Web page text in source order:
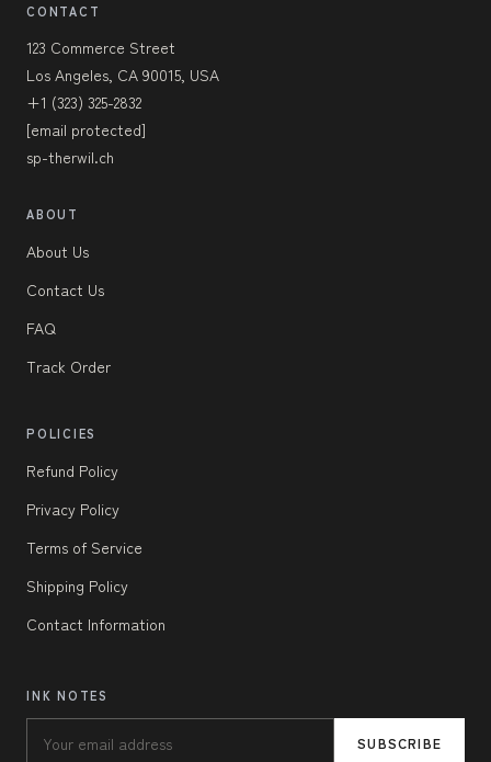
CONTACT
123 Commerce Street
Los Angeles, CA 90015, USA
+1 (323) 325-2832
[email protected]
sp-therwil.ch
ABOUT
About Us
Contact Us
FAQ
Track Order
POLICIES
Refund Policy
Privacy Policy
Terms of Service
Shipping Policy
Contact Information
INK NOTES
SUBSCRIBE